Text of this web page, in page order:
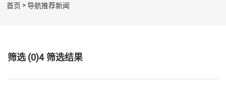
首页 > 导航推荐新闻
筛选 (0)4 筛选结果